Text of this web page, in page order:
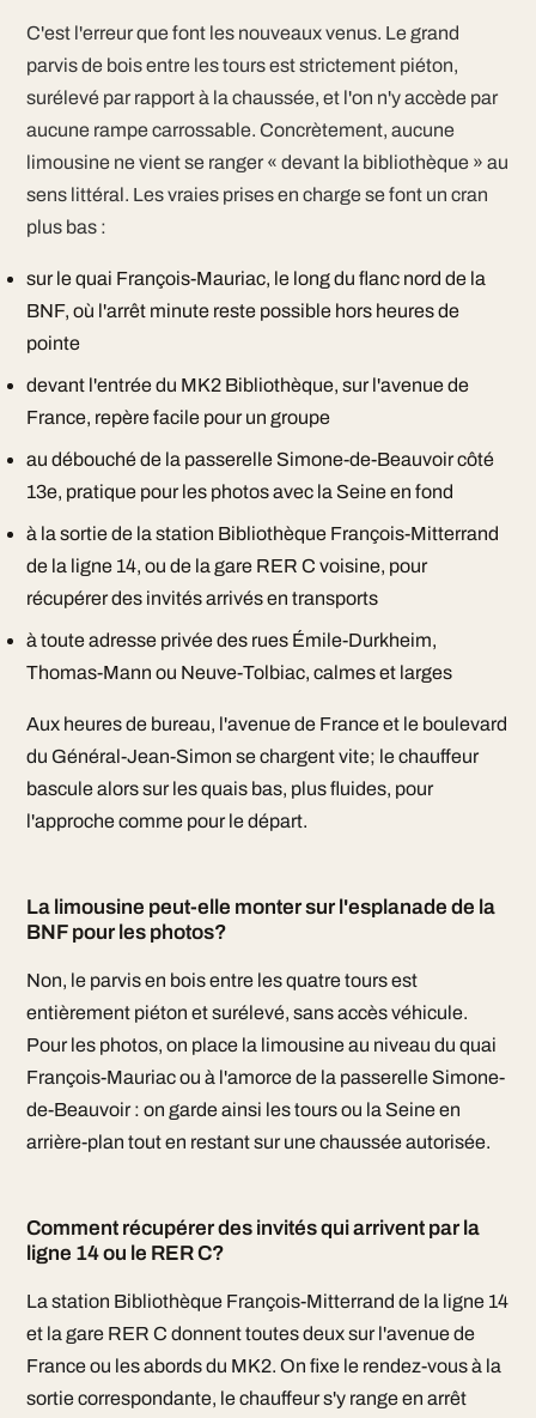
C'est l'erreur que font les nouveaux venus. Le grand
parvis de bois entre les tours est strictement piéton,
surélevé par rapport à la chaussée, et l'on n'y accède par
aucune rampe carrossable. Concrètement, aucune
limousine ne vient se ranger « devant la bibliothèque » au
sens littéral. Les vraies prises en charge se font un cran
plus bas :
sur le quai François-Mauriac, le long du flanc nord de la
BNF, où l'arrêt minute reste possible hors heures de
pointe
devant l'entrée du MK2 Bibliothèque, sur l'avenue de
France, repère facile pour un groupe
au débouché de la passerelle Simone-de-Beauvoir côté
13e, pratique pour les photos avec la Seine en fond
à la sortie de la station Bibliothèque François-Mitterrand
de la ligne 14, ou de la gare RER C voisine, pour
récupérer des invités arrivés en transports
à toute adresse privée des rues Émile-Durkheim,
Thomas-Mann ou Neuve-Tolbiac, calmes et larges
Aux heures de bureau, l'avenue de France et le boulevard
du Général-Jean-Simon se chargent vite; le chauffeur
bascule alors sur les quais bas, plus fluides, pour
l'approche comme pour le départ.
La limousine peut-elle monter sur l'esplanade de la
BNF pour les photos?
Non, le parvis en bois entre les quatre tours est
entièrement piéton et surélevé, sans accès véhicule.
Pour les photos, on place la limousine au niveau du quai
François-Mauriac ou à l'amorce de la passerelle Simone-
de-Beauvoir : on garde ainsi les tours ou la Seine en
arrière-plan tout en restant sur une chaussée autorisée.
Comment récupérer des invités qui arrivent par la
ligne 14 ou le RER C?
La station Bibliothèque François-Mitterrand de la ligne 14
et la gare RER C donnent toutes deux sur l'avenue de
France ou les abords du MK2. On fixe le rendez-vous à la
sortie correspondante, le chauffeur s'y range en arrêt